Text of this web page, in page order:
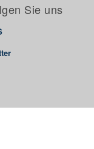
Sie uns